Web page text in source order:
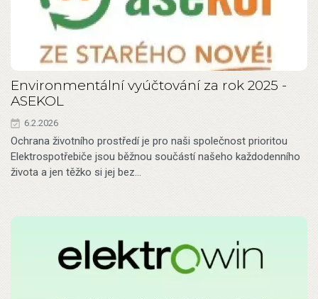
Environmentální vyúčtování za rok 2025 -
ASEKOL
6.2.2026
Ochrana životního prostředí je pro naši společnost prioritou
Elektrospotřebiče jsou běžnou součástí našeho každodenního
života a jen těžko si jej bez…